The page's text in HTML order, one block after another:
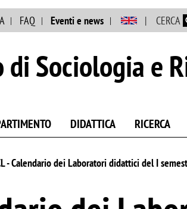
FAQ Eventi e news CERCA
Sociologia e
DIDATTICA RICERCA
- Calendario dei Laboratori didattici del I